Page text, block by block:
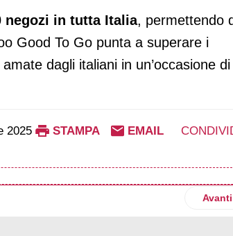
negozi in tutta Italia, permettendo
Good To Go punta a superare i
dagli italiani in un’occasione di
2025 STAMPA EMAIL
senza riserve" Avanti